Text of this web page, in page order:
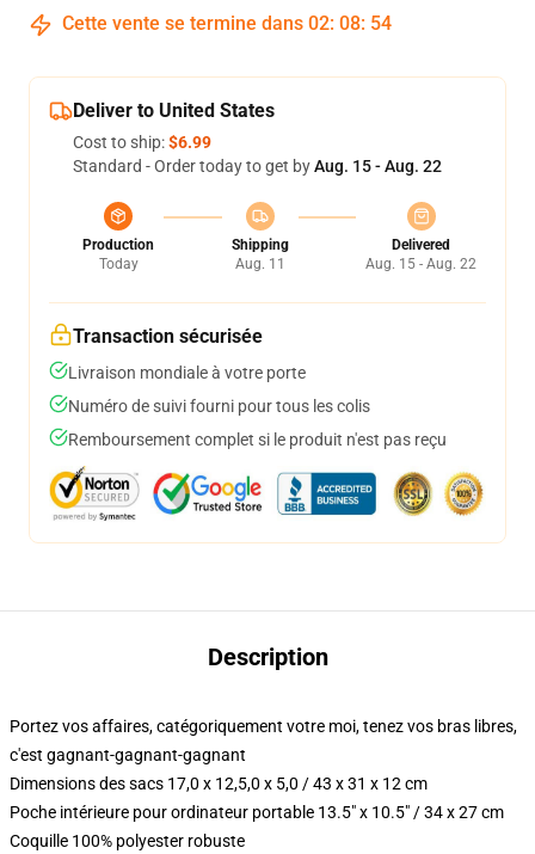
Cette vente se termine dans 02: 08: 54
Deliver to United States
Cost to ship:$6.99
Standard - Order today to get byAug. 15 - Aug. 22
Production
Today
Shipping
Aug. 11
Delivered
Aug. 15 - Aug. 22
Transaction sécurisée
Livraison mondiale à votre porte
Numéro de suivi fourni pour tous les colis
Remboursement complet si le produit n'est pas reçu
Description
Portez vos affaires, catégoriquement votre moi, tenez vos bras libres,
c'est gagnant-gagnant-gagnant
Dimensions des sacs 17,0 x 12,5,0 x 5,0 / 43 x 31 x 12 cm
Poche intérieure pour ordinateur portable 13.5" x 10.5" / 34 x 27 cm
Coquille 100% polyester robuste